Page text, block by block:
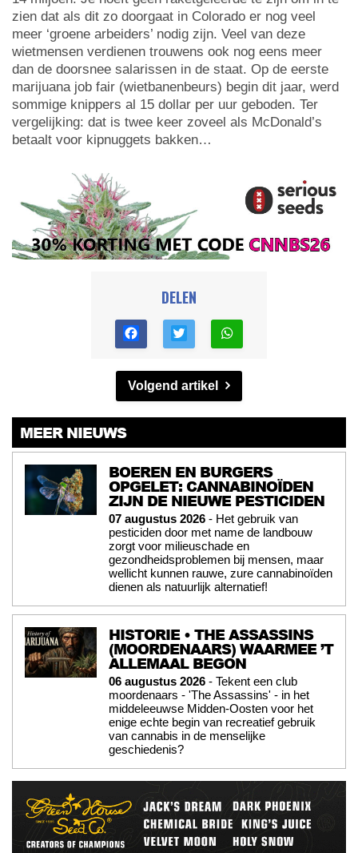
zien dat als dit zo doorgaat in Colorado er nog veel
meer ‘groene arbeiders’ nodig zijn. Veel van deze
wietmensen verdienen trouwens ook nog eens meer
dan de doorsnee salarissen in de staat. Op de eerste
marijuana job fair (wietbanenbeurs) begin dit jaar, werd
sommige knippers al 15 dollar per uur geboden. Ter
vergelijking: dat is twee keer zoveel als McDonald’s
betaalt voor kipnuggets bakken…
DELEN
Volgend artikel
MEER NIEUWS
BOEREN EN BURGERS
OPGELET: CANNABINOÏDEN
ZIJN DE NIEUWE PESTICIDEN
07 augustus 2026 - Het gebruik van
pesticiden door met name de landbouw
zorgt voor milieuschade en
gezondheidsproblemen bij mensen, maar
wellicht kunnen rauwe, zure cannabinoïden
dienen als natuurlijk alternatief!
HISTORIE • THE ASSASSINS
(MOORDENAARS) WAARMEE ’T
ALLEMAAL BEGON
06 augustus 2026 - Tekent een club
moordenaars - 'The Assassins' - in het
middeleeuwse Midden-Oosten voor het
enige echte begin van recreatief gebruik
van cannabis in de menselijke
geschiedenis?